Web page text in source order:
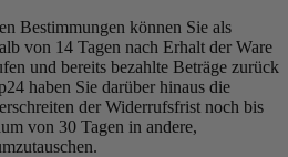
Bestimmungen können Sie als
von 14 Tagen nach Erhalt der Ware
und bereits bezahlte Beträge zurück
haben Sie darüber hinaus die
der Widerrufsfrist noch bis
von 30 Tagen in andere,